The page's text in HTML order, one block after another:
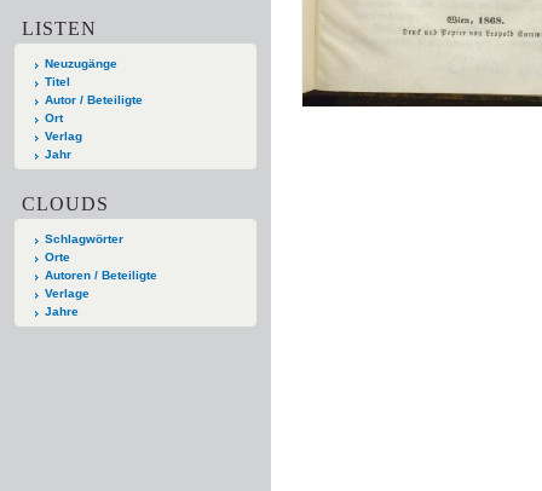
LISTEN
Neuzugänge
Titel
Autor / Beteiligte
Ort
Verlag
Jahr
CLOUDS
Schlagwörter
Orte
Autoren / Beteiligte
Verlage
Jahre